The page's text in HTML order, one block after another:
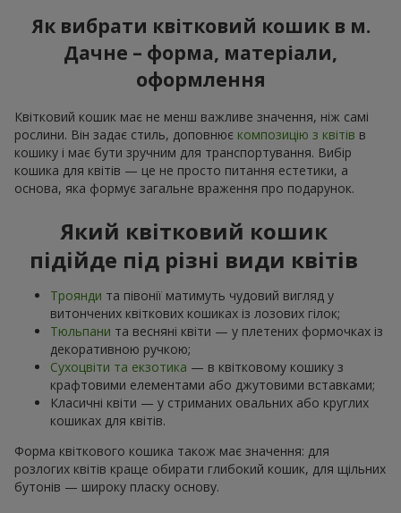
Як вибрати квітковий кошик в м.
Дачне – форма, матеріали,
оформлення
Квітковий кошик має не менш важливе значення, ніж самі
рослини. Він задає стиль, доповнює композицію з квітів в
кошику і має бути зручним для транспортування. Вибір
кошика для квітів — це не просто питання естетики, а
основа, яка формує загальне враження про подарунок.
Який квітковий кошик
підійде під різні види квітів
Троянди та півонії матимуть чудовий вигляд у
витончених квіткових кошиках із лозових гілок;
Тюльпани та весняні квіти — у плетених формочках із
декоративною ручкою;
Сухоцвіти та екзотика — в квітковому кошику з
крафтовими елементами або джутовими вставками;
Класичні квіти — у стриманих овальних або круглих
кошиках для квітів.
Форма квіткового кошика також має значення: для
розлогих квітів краще обирати глибокий кошик, для щільних
бутонів — широку пласку основу.